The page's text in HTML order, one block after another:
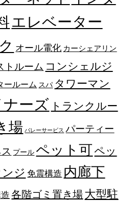
エレベーター
オール電化 カーシェアリン
トルーム コンシェルジ
ールーム スパ タワーマン
ーズ トランクルー
場 バレーサービス パーティー
プール ペット可ペッ
ジ 免震構造 内廊下
各階ゴミ置き場大型駐